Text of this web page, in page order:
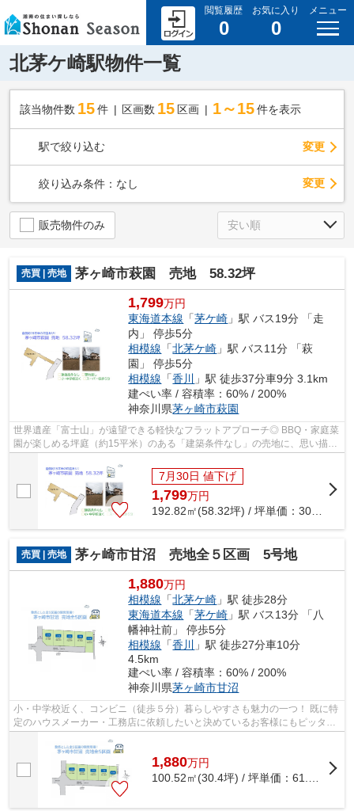
閲覧履歴
0
お気に入り
0
メニュー
北茅ケ崎駅物件一覧
該当物件数 15件 区画数 15 区画 1～15 件を表示
駅で絞り込む 変更
絞り込み条件： なし 変更
販売物件のみ
売買 | 売地 茅ヶ崎市萩園 売地 58.32坪
1,799万円
東海道本線 「茅ケ崎 」駅 バス19分 「走
内」 停歩5分
相模線 「北茅ケ崎 」駅 バス11分 「萩
園」 停歩5分
相模線 「香川
」駅 徒歩37分車9分 3.1km
建ぺい率 / 容積率：60% / 200%
神奈川県茅ヶ崎市萩園
世界遺産「富士山」が遠望できる軽快なフラットアプローチ◎ BBQ・家庭菜
園が楽しめる坪庭（約15平米）のある「建築条件なし」の売地に、思い描く
7月30日 値下げ
1,799万円
192.82㎡(58.32坪) / 坪単価：30.85
売買 | 売地 茅ヶ崎市甘沼 売地全５区画 5号地
1,880万円
相模線 「北茅ケ崎 」駅 徒歩28分
東海道本線 「茅ケ崎 」駅 バス13分 「八
幡神社前」 停歩5分
相模線 「香川
」駅 徒歩27分車10分
4.5km
建ぺい率 / 容積率：60% / 200%
神奈川県茅ヶ崎市甘沼
小・中学校近く、コンビニ（徒歩５分）暮らしやすさも魅力の一つ！ 既に特
定のハウスメーカー・工務店に依頼したいと決めているお客様にもピッタリ
1,880万円
100.52㎡(30.4坪) / 坪単価：61.84 万円